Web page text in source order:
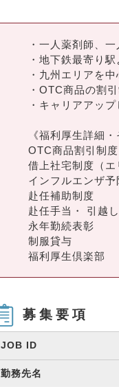
・一人薬剤師、
・地下鉄最寄り
・九州エリアを
・OTC商品の割
・キャリアアッ
《福利厚生詳細・
OTC商品割引制度
借上社宅制度（エ
インフルエンザ
赴任補助制度
赴任手当・ 引越
永年勤続表彰
制服貸与
福利厚生倶楽部
募集要項
JOB ID
勤務先名